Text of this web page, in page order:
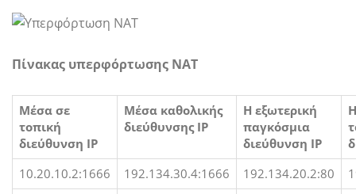
Πίνακας υπερφόρτωσης NAT
Μέσα σε
τοπική
διεύθυνση IP
Μέσα καθολικής
διεύθυνσης IP
Η εξωτερική
παγκόσμια
διεύθυνση IP
10.20.10.2:1666
192.134.30.4:1666 192.134.20.2:80